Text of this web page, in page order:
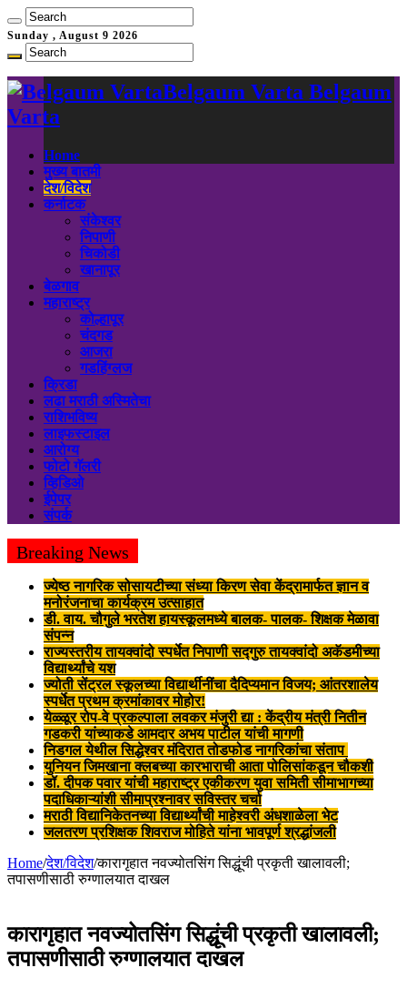
Sunday , August 9 2026
Belgaum Varta Belgaum
Varta
Home
मुख्य बातमी
देश/विदेश
कर्नाटक
संकेश्वर
निपाणी
चिकोडी
खानापूर
बेळगाव
महाराष्ट्र
कोल्हापूर
चंदगड
आजरा
गडहिंग्लज
क्रिडा
लढा मराठी अस्मितेचा
राशिभविष्य
लाइफस्टाइल
आरोग्य
फोटो गॅलरी
व्हिडिओ
ईपेपर
संपर्क
Breaking News
ज्येष्ठ नागरिक सोसायटीच्या संध्या किरण सेवा केंद्रामार्फत ज्ञान व
मनोरंजनाचा कार्यक्रम उत्साहात
डी. वाय. चौगुले भरतेश हायस्कूलमध्ये बालक- पालक- शिक्षक मेळावा
संपन्न
राज्यस्तरीय तायक्वांदो स्पर्धेत निपाणी सद्गुरु तायक्वांदो अकॅडमीच्या
विद्यार्थ्यांचे यश
ज्योती सेंट्रल स्कूलच्या विद्यार्थीनींचा दैदिप्यमान विजय; आंतरशालेय
स्पर्धेत प्रथम क्रमांकावर मोहोर!
येळ्ळूर रोप-वे प्रकल्पाला लवकर मंजुरी द्या : केंद्रीय मंत्री नितीन
गडकरी यांच्याकडे आमदार अभय पाटील यांची मागणी
निडगल येथील सिद्धेश्वर मंदिरात तोडफोड नागरिकांचा संताप
युनियन जिमखाना क्लबच्या कारभाराची आता पोलिसांकडून चौकशी
डॉ. दीपक पवार यांची महाराष्ट्र एकीकरण युवा समिती सीमाभागच्या
पदाधिकाऱ्यांशी सीमाप्रश्नावर सविस्तर चर्चा
मराठी विद्यानिकेतनच्या विद्यार्थ्यांची माहेश्वरी अंधशाळेला भेट
जलतरण प्रशिक्षक शिवराज मोहिते यांना भावपूर्ण श्रद्धांजली
Home/देश/विदेश/कारागृहात नवज्योतसिंग सिद्धूंची प्रकृती खालावली;
तपासणीसाठी रुग्णालयात दाखल
कारागृहात नवज्योतसिंग सिद्धूंची प्रकृती खालावली;
तपासणीसाठी रुग्णालयात दाखल